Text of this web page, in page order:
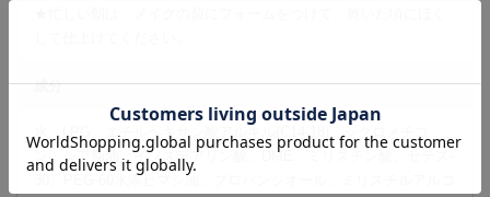
成分
水、LPG、エチルヘキサン酸アルキル(C14-18)、シクロメチコ
ン、シア脂油、イソステアリン酸、DME、ミリスチン酸、セテス-
30、PEG-60水添ヒマシ油、プロパンジオール、ミリスチルアルコ